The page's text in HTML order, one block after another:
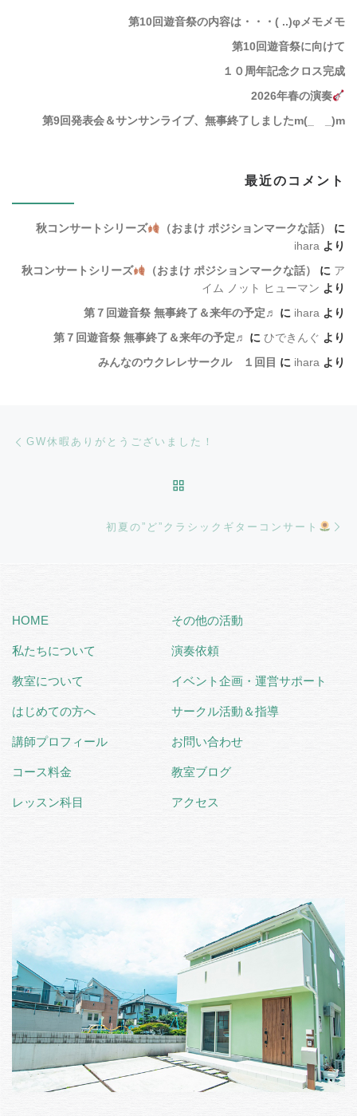
第10回遊音祭の内容は・・・( ..)φメモメモ
第10回遊音祭に向けて
１０周年記念クロス完成
2026年春の演奏
第9回発表会＆サンサンライブ、無事終了しましたm(_ _)m
最近のコメント
秋コンサートシリーズ （おまけ ポジションマークな話）
に
ihara より
秋コンサートシリーズ
（おまけ ポジションマークな話） に ア
イム ノット ヒューマン より
第７回遊音祭 無事終了＆来年の予定♬
に ihara より
第７回遊音祭 無事終了＆来年の予定♬
に ひできんぐ より
みんなのウクレレサークル １回目 に ihara より
GW休暇ありがとうございました！
初夏の”ど”クラシックギターコンサート
HOME
私たちについて
教室について
はじめての方へ
講師プロフィール
コース料金
レッスン科目
その他の活動
演奏依頼
イベント企画・運営サポート
サークル活動＆指導
お問い合わせ
教室ブログ
アクセス